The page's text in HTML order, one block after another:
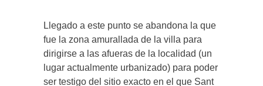
Llegado a este punto se abandona la que
fue la zona amurallada de la villa para
dirigirse a las afueras de la localidad (un
lugar actualmente urbanizado) para poder
ser testigo del sitio exacto en el que Sant